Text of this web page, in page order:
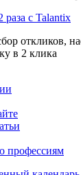
раза с Talantix
откликов,
в 2 клика
профессиям